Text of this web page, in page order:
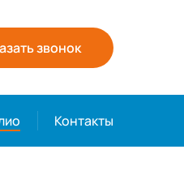
звонок
Контакты